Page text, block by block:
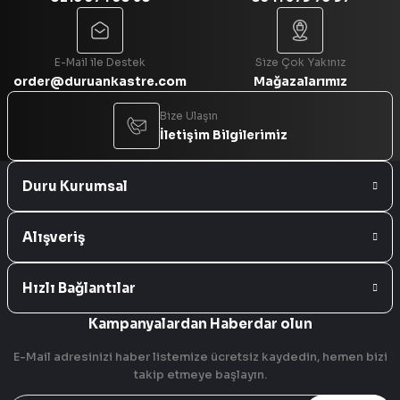
E-Mail ile Destek
order@duruankastre.com
Size Çok Yakınız
Mağazalarımız
Bize Ulaşın
İletişim Bilgilerimiz
Duru Kurumsal
Alışveriş
Hızlı Bağlantılar
Kampanyalardan Haberdar olun
E-Mail adresinizi haber listemize ücretsiz kaydedin, hemen bizi
takip etmeye başlayın.